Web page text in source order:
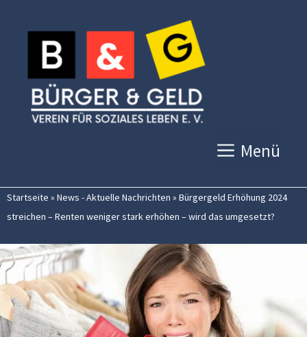
Inhalt
springen
Menü
Startseite » News - Aktuelle Nachrichten » Bürgergeld Erhöhung 2024
streichen – Renten weniger stark erhöhen – wird das umgesetzt?